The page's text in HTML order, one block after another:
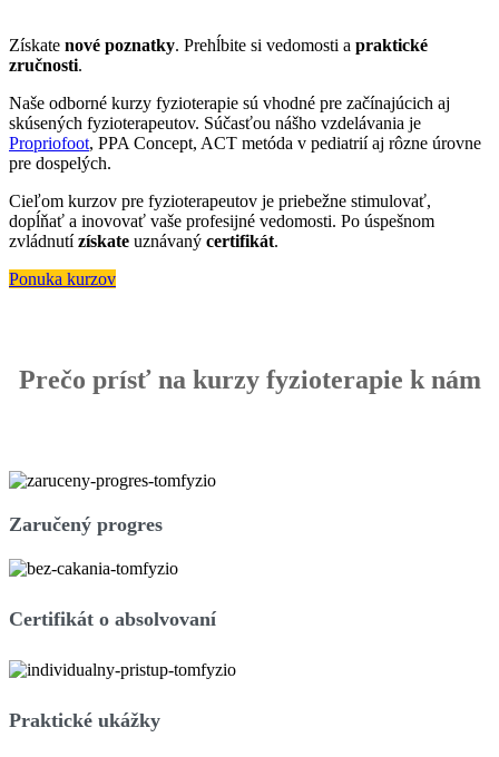
Získate nové poznatky. Prehĺbite si vedomosti a praktické
zručnosti.
Naše odborné kurzy fyzioterapie sú vhodné pre začínajúcich aj
skúsených fyzioterapeutov. Súčasťou nášho vzdelávania je
Propriofoot, PPA Concept, ACT metóda v pediatrií aj rôzne úrovne
pre dospelých.
Cieľom kurzov pre fyzioterapeutov je priebežne stimulovať,
dopĺňať a inovovať vaše profesijné vedomosti. Po úspešnom
zvládnutízískate uznávaný certifikát.
Ponuka kurzov
Prečo prísť na kurzy fyzioterapie k nám
Zaručený progres
Certifikát o absolvovaní
Praktické ukážky